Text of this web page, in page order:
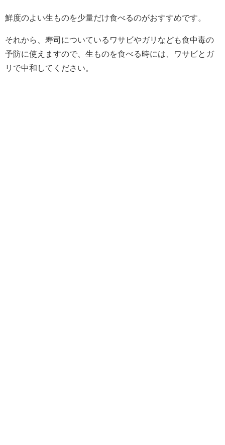
鮮度のよい生ものを少量だけ食べるのがおすすめです。
それから、寿司についているワサビやガリなども食中毒の
予防に使えますので、生ものを食べる時には、ワサビとガ
リで中和してください。